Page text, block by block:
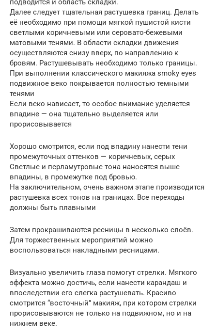
подводится и область складки.
Далее следует тщательная растушевка границ. Делать
её необходимо при помощи мягкой пушистой кисти
светлыми коричневыми или серовато-бежевыми
матовыми тенями. В области складки движения
осуществляются снизу вверх, по направлению к
бровям. Растушевывать необходимо только границы.
При выполнении классического макияжа smoky eyes
подвижное веко покрывается полностью темными
тенями
Если веко нависает, то особое внимание уделяется
впадине — она тщательно выделяется или
прорисовывается
Хорошо смотрится, если под впадину нанести тени
промежуточных оттенков — коричневых, серых
Светлые и перламутровые тона наносятся выше
впадины, в промежутке под бровью.
На заключительном, очень важном этапе производится
растушевка всех тонов на границах. Все переходы
должны быть плавными
Затем прокрашиваются ресницы в несколько слоёв.
Для торжественных мероприятий можно
воспользоваться накладными ресницами.
Визуально увеличить глаза помогут стрелки. Мягкого
эффекта можно достичь, если нанести карандаш и
впоследствии его слегка растушевать. Красиво
смотрится “восточный” макияж, при котором стрелки
прорисовываются не только на подвижном, но и на
нижнем веке.